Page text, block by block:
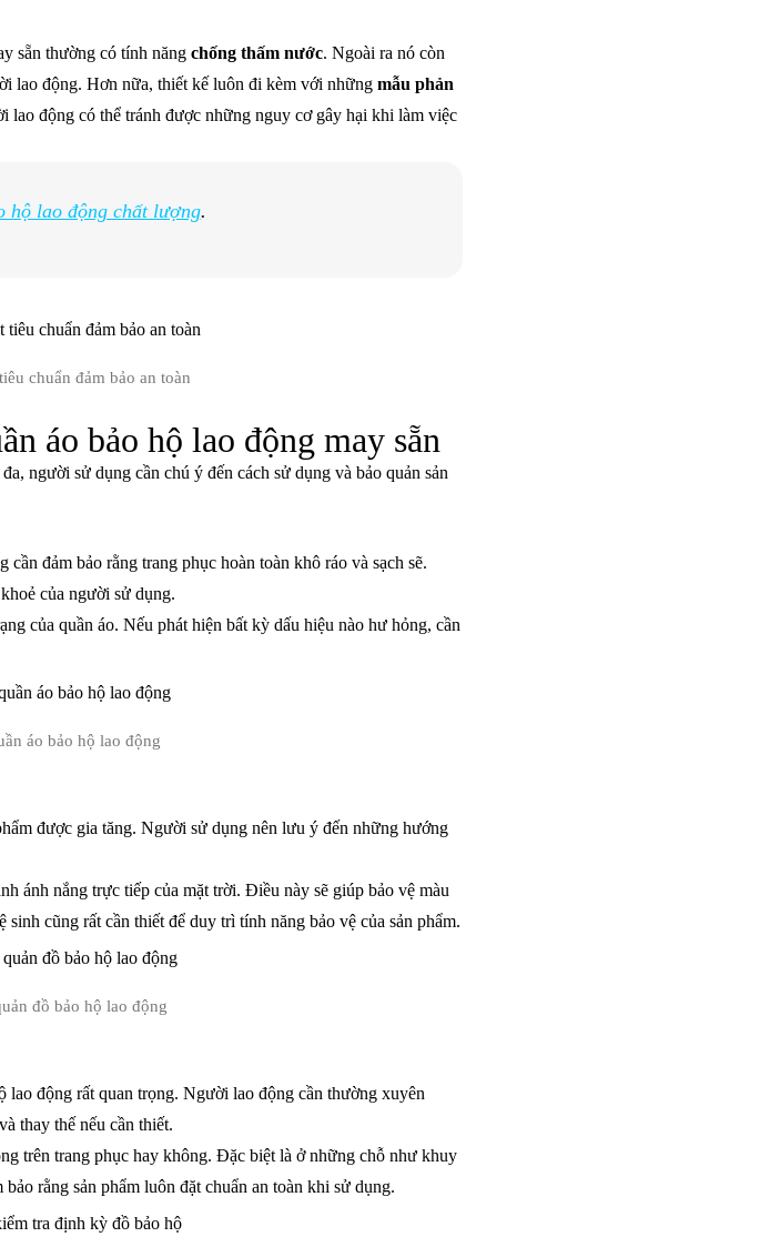
sẵn thường có tính năng chống thấm nước. Ngoài ra nó còn
lao động. Hơn nữa, thiết kế luôn đi kèm với những mẫu phản
lao động có thể tránh được những nguy cơ gây hại khi làm việc
hộ lao động chất lượng.
chuẩn đảm bảo an toàn
áo bảo hộ lao động may sẵn
người sử dụng cần chú ý đến cách sử dụng và bảo quản sản
đảm bảo rằng trang phục hoàn toàn khô ráo và sạch sẽ.
của người sử dụng.
của quần áo. Nếu phát hiện bất kỳ dấu hiệu nào hư hỏng, cần
áo bảo hộ lao động
được gia tăng. Người sử dụng nên lưu ý đến những hướng
ánh nắng trực tiếp của mặt trời. Điều này sẽ giúp bảo vệ màu
cũng rất cần thiết để duy trì tính năng bảo vệ của sản phẩm.
đồ bảo hộ lao động
động rất quan trọng. Người lao động cần thường xuyên
thay thế nếu cần thiết.
trên trang phục hay không. Đặc biệt là ở những chỗ như khuy
rằng sản phẩm luôn đặt chuẩn an toàn khi sử dụng.